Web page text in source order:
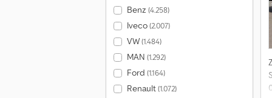
Benz (4.258)
Iveco(2.007)
VW(1.484)
MAN (1.292)
Ford (1.164)
Renault(1.072)